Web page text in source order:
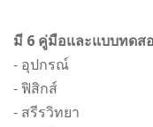
มี 6 คู่มือและแบบทดส
- อุปกรณ์
- ฟิสิกส์
- สรีรวิทยา